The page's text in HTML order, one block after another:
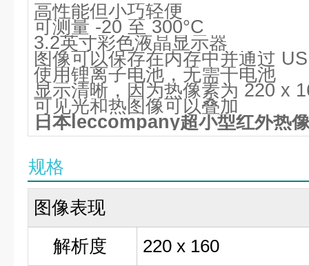
高性能但小巧轻便
可测量 -20 至 300°C
3.2英寸彩色液晶显示器
图像可以保存在内存中并通过
使用锂离子电池，无需干电池
显示清晰，因为热像素为 220 x
可见光和热图像可以叠加
日本leccompany超小型红外热
规格
图像表现
解析度
220 x 160